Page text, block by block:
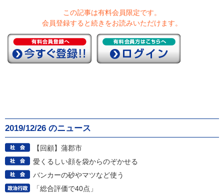
この記事は有料会員限定です。
会員登録すると続きをお読みいただけます。
2019/12/26 のニュース
【回顧】蒲郡市
愛くるしい顔を袋からのぞかせる
バンカーの砂やマツなど使う
「総合評価で40点」